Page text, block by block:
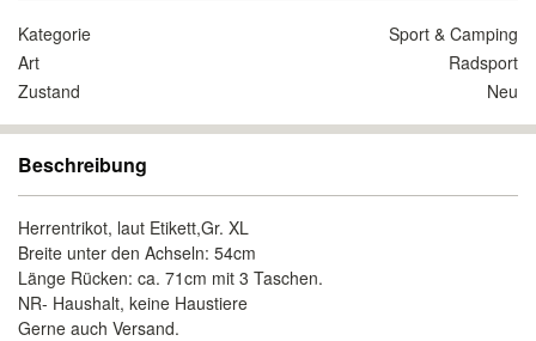
Kategorie
Sport & Camping
Art
Radsport
Zustand
Neu
Beschreibung
Herrentrikot, laut Etikett,Gr. XL
Breite unter den Achseln: 54cm
Länge Rücken: ca. 71cm mit 3 Taschen.
NR- Haushalt, keine Haustiere
Gerne auch Versand.